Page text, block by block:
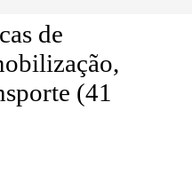
de
(41